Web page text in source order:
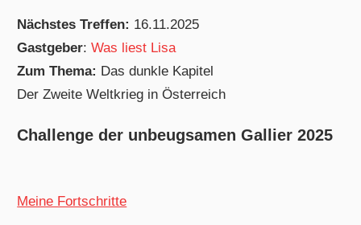
Nächstes Treffen: 16.11.2025
Gastgeber:Was liest Lisa
Zum Thema: Das dunkle Kapitel
Der Zweite Weltkrieg in Österreich
Challenge der unbeugsamen Gallier 2025
Meine Fortschritte